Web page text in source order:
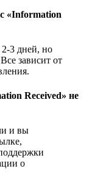
«Information
2-3 дней, но
зависит от
Received» не
и вы
о